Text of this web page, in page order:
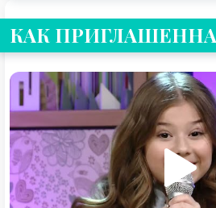
КАК